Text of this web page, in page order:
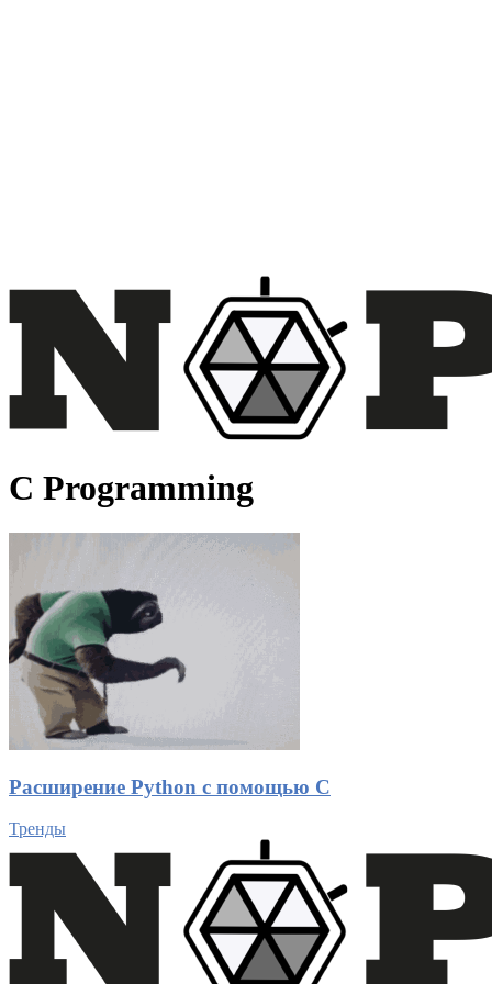
C Programming
Расширение Python с помощью C
Тренды